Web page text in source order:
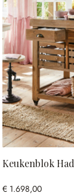
Keukenblok
€ 1.698,00